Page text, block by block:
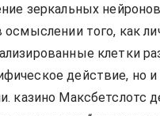
зеркальных
того, как
клетки
действие, но и
казино Максбетслотс